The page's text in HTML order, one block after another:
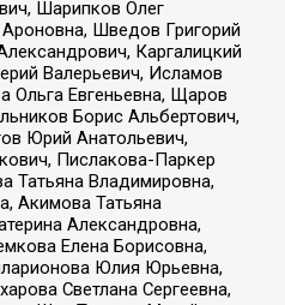
Шарипков Олег
Шведов Григорий
Каргалицкий
Валерьевич, Исламов
Ольга Евгеньевна, Щаров
Борис Альбертович,
Юрий Анатольевич,
Пислакова-Паркер
Татьяна Владимировна,
Акимова Татьяна
Александровна,
Елена Борисовна,
Юлия Юрьевна,
Светлана Сергеевна,